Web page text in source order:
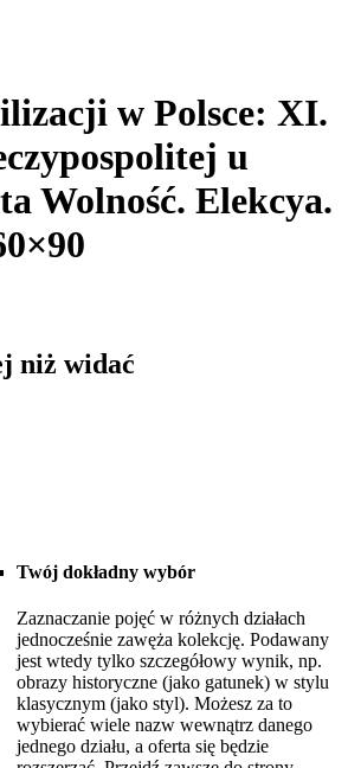
w Polsce: XI.
u
Wolność. Elekcya.
niż widać
Twój dokładny wybór
Zaznaczanie pojęć w różnych działach
jednocześnie zawęża kolekcję. Podawany
jest wtedy tylko szczegółowy wynik, np.
obrazy historyczne (jako gatunek) w stylu
klasycznym (jako styl). Możesz za to
wybierać wiele nazw wewnątrz danego
jednego działu, a oferta się będzie